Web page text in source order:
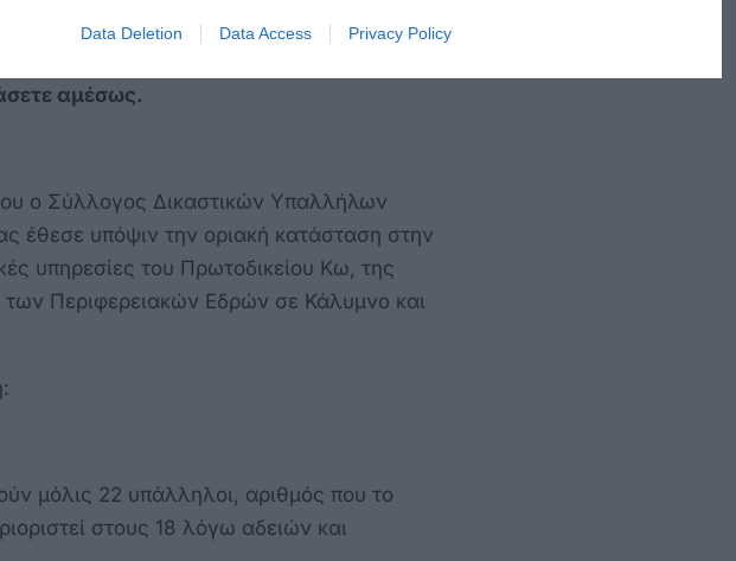
Data Deletion Data Access Privacy Policy
Πρωτοδικείου Κω καθιστά αδύνατη την
και την απόδοση της ίδιας της
αμέσως.
ο Σύλλογος Δικαστικών Υπαλλήλων
έθεσε υπόψιν την οριακή κατάσταση στην
υπηρεσίες του Πρωτοδικείου Κω, της
Περιφερειακών Εδρών σε Κάλυμνο και
μόλις 22 υπάλληλοι, αριθμός που το
στους 18 λόγω αδειών και